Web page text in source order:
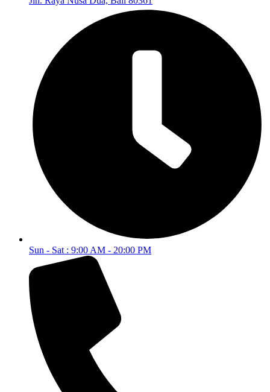
Sun - Sat : 9:00 AM - 20:00 PM